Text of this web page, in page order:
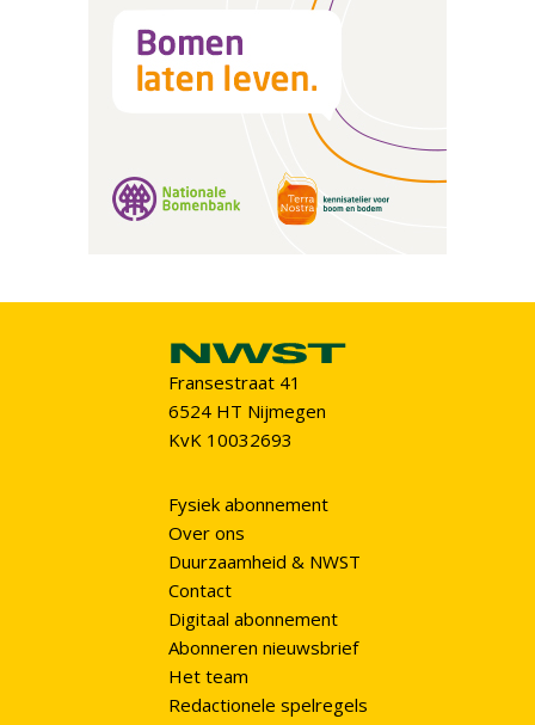
Fransestraat 41
6524 HT Nijmegen
KvK 10032693
Fysiek abonnement
Over ons
Duurzaamheid & NWST
Contact
Digitaal abonnement
Abonneren nieuwsbrief
Het team
Redactionele spelregels